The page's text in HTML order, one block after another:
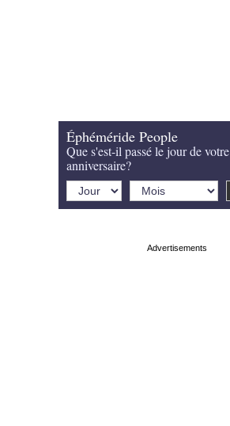
Éphéméride People
Que s'est-il passé le jour de votre
anniversaire?